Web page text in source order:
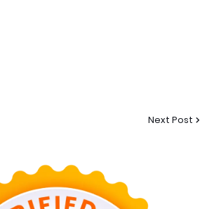
Next Post